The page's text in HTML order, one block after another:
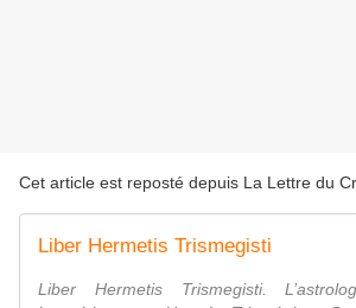
Cet article est reposté depuis La Lettre du
Liber Hermetis Trismegisti
Liber Hermetis Trismegisti.